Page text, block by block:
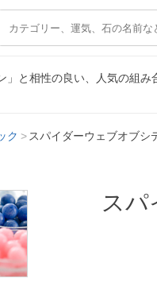
」と相性の良い、人気の組
ク スパイダーウェブオブシ
スパ